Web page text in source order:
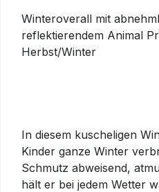
Winteroverall mit
reflektierendem Animal
Herbst/Winter
In diesem kuscheligen
Kinder ganze Winter
Schmutz abweisend,
hält er bei jedem Wetter